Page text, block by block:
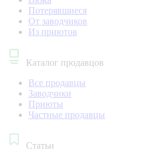
Потерявшиеся
От заводчиков
Из приютов
Каталог продавцов
Все продавцы
Заводчики
Приюты
Частные продавцы
Статьи